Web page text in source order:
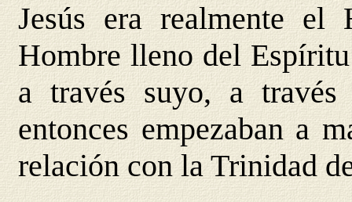
Jesús era realmente
Hombre lleno del
a través suyo, a
entonces empezaban a
relación con la Trinidad